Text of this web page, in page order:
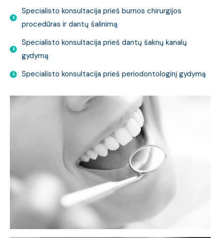
Specialisto konsultacija prieš burnos chirurgijos
procedūras ir dantų šalinimą
Specialisto konsultacija prieš dantų šaknų kanalų
gydymą
Specialisto konsultacija prieš periodontologinį gydymą